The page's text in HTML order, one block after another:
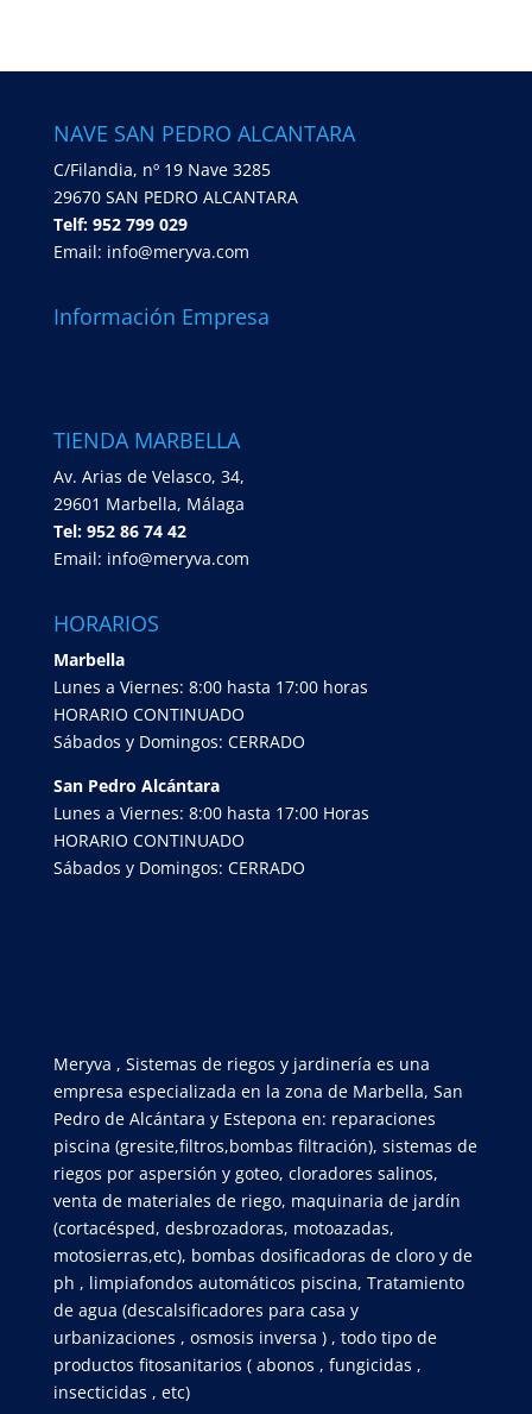
NAVE SAN PEDRO ALCANTARA
C/Filandia, nº 19 Nave 3285
29670 SAN PEDRO ALCANTARA
Telf: 952 799 029
Email: info@meryva.com
Información Empresa
TIENDA MARBELLA
Av. Arias de Velasco, 34,
29601 Marbella, Málaga
Tel: 952 86 74 42
Email: info@meryva.com
HORARIOS
Marbella
Lunes a Viernes: 8:00 hasta 17:00 horas
HORARIO CONTINUADO
Sábados y Domingos: CERRADO
San Pedro Alcántara
Lunes a Viernes: 8:00 hasta 17:00 Horas
HORARIO CONTINUADO
Sábados y Domingos: CERRADO
Meryva , Sistemas de riegos y jardinería es una
empresa especializada en la zona de Marbella, San
Pedro de Alcántara y Estepona en: reparaciones
piscina (gresite,filtros,bombas filtración), sistemas de
riegos por aspersión y goteo, cloradores salinos,
venta de materiales de riego, maquinaria de jardín
(cortacésped, desbrozadoras, motoazadas,
motosierras,etc), bombas dosificadoras de cloro y de
ph , limpiafondos automáticos piscina, Tratamiento
de agua (descalsificadores para casa y
urbanizaciones , osmosis inversa ) , todo tipo de
productos fitosanitarios ( abonos , fungicidas ,
insecticidas , etc)